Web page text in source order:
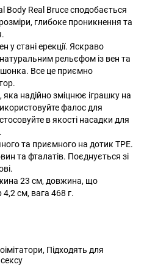
Body Real Bruce сподобається
глибоке проникнення та
у стані ерекції. Яскраво
рельєфом із вен та
Все це приємно
надійно зміцнює іграшку на
фалос для
в якості насадки для
та приємного на дотик ТРЕ.
та фталатів. Поєднується зі
23 см, довжина, що
4,2 см, вага 468 г.
Підходять для